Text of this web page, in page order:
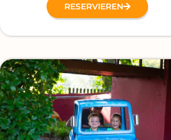
RESERVIEREN